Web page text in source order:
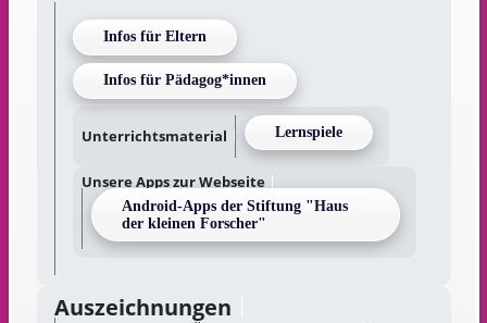
Infos für Eltern
Infos für Pädagog*innen
Unterrichtsmaterial Lernspiele
Unsere Apps zur Webseite
Android-Apps der Stiftung "Haus
der kleinen Forscher"
Auszeichnungen